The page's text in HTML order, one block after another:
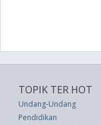
TOPIK TER HOT
Undang-Undang
Pendidikan